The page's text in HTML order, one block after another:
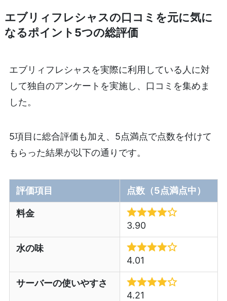
エブリィフレシャスの口コミを元に気に
なるポイント5つの総評価
エブリィフレシャスを実際に利用している人に対
して独自のアンケートを実施し、口コミを集めま
した。
5項目に総合評価も加え、5点満点で点数を付けて
もらった結果が以下の通りです。
評価項目 点数（5点満点中）
料金
3.90
水の味
4.01
サーバーの使いやすさ
4.21